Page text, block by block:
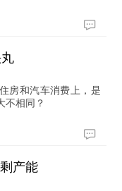
房和汽车消费上，是
不相同？
产能